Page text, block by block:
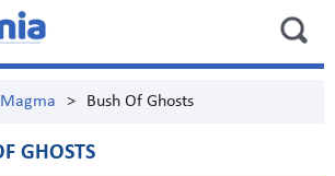
> Bush Of Ghosts
GHOSTS